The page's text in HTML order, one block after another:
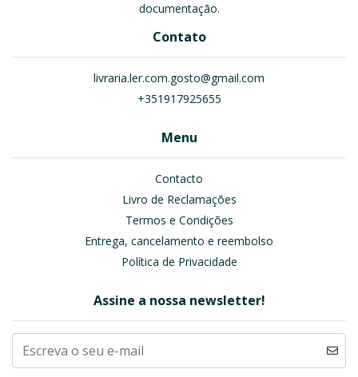
documentação.
Contato
livraria.ler.com.gosto@gmail.com
+351917925655
Menu
Contacto
Livro de Reclamações
Termos e Condições
Entrega, cancelamento e reembolso
Política de Privacidade
Assine a nossa newsletter!